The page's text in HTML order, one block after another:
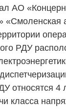
АО «Концерн
«Смоленская
РДУ
относятся 4
класса